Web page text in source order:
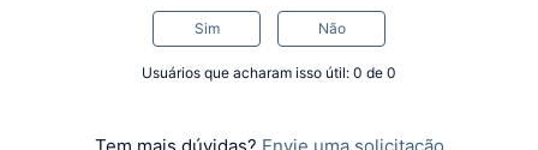
Sim Não
Usuários que acharam isso útil: 0 de 0